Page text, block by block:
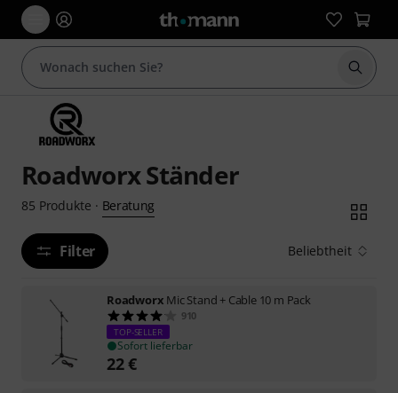
Suche
Roadworx Ständer
85 Produkte · Beratung
Filter Beliebtheit
Roadworx Mic Stand + Cable 10 m Pack
910
TOP-SELLER
Sofort lieferbar
22€